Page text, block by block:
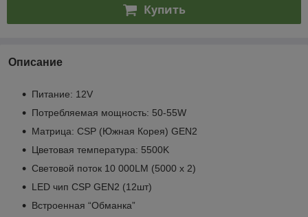
Купить
Описание
Питание: 12V
Потребляемая мощность: 50-55W
Матрица: CSP (Южная Корея) GEN2
Цветовая температура: 5500K
Световой поток 10 000LM (5000 х 2)
LED чип CSP GEN2 (12шт)
Встроенная “Обманка”